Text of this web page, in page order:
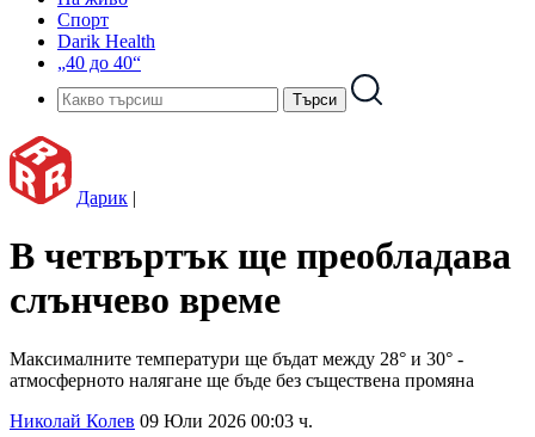
Спорт
Darik Health
„40 до 40“
Дарик |
В четвъртък ще преобладава
слънчево време
Максималните температури ще бъдат между 28° и 30° -
атмосферното налягане ще бъде без съществена промяна
Николай Колев 09 Юли 2026 00:03 ч.